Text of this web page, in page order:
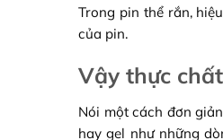
Trong pin thể rắn,
của pin.
Vậy thực
Nói một cách đơn
hay gel như những